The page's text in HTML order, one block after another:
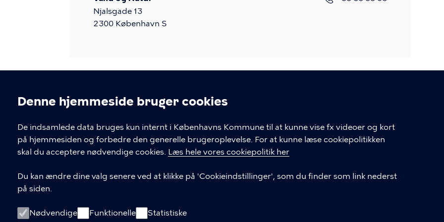
Cookieindstillinger
Denne hjemmeside bruger cookies
De indsamlede data bruges kun internt i Københavns Kommune til at kunne vise fx videoer og kort
på hjemmesiden og forbedre den generelle brugeroplevelse. For at kunne læse cookiepolitikken
skal du acceptere nødvendige cookies. Læs hele vores cookiepolitik her
Du kan ændre dine valg senere ved at klikke på 'Cookieindstillinger', som du finder som link nederst
på siden.
Nødvendige Funktionelle Statistiske
Njalsgade 13
2300 København S
Kontakt Københavns Kommune
T
33 66 33 66
CVR-nummer64942212
GENVEJE
Hvis du vil klage